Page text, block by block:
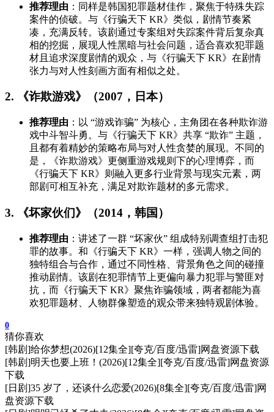
推荐理由 ：同样是韩国犯罪题材佳作，聚焦于特殊失踪
案件的侦破。与《行骗天下 KR》类似，剧情节奏紧
凑，充满反转。该剧通过专案组对失踪案件背后复杂真
相的挖掘，展现人性黑暗与社会问题，适合喜欢犯罪题
材且追求深度剧情的观众，与《行骗天下 KR》在剧情
张力与对人性刻画方面有相似之处。
2. 《诈欺游戏》（2007，日本）
推荐理由 ：以 “游戏诈骗” 为核心，主角团在各种欺诈游
戏中斗智斗勇。与《行骗天下 KR》共享 “欺诈” 主题，
且都有着精妙的策略布局与对人性贪婪的展现。不同的
是，《诈欺游戏》更侧重游戏规则下的心理博弈，而
《行骗天下 KR》则融入更多行业背景与现实元素，两
部剧可相互补充，满足对欺诈题材的多元需求。
3. 《坏家伙们》（2014，韩国）
推荐理由 ：讲述了一群 “坏家伙” 组成特别调查组打击犯
罪的故事。和《行骗天下 KR》一样，强调人物之间的
独特组合与合作，通过不同性格、背景角色之间的碰撞
推动剧情。该剧在犯罪情节上更偏向暴力犯罪与警匪对
抗，而《行骗天下 KR》聚焦诈骗领域，两者都能为喜
欢犯罪题材、人物群像塑造的观众带来独特观剧体验。
0
猜你喜欢
[韩剧]给你梦想(2026)[12集全][夸克/百度/迅雷]网盘资源下载
[韩剧]明天也要上班！(2026)[12集全][夸克/百度/迅雷]网盘资源
下载
[日剧]35 岁了，还谈什么恋爱(2026)[8集全][夸克/百度/迅雷]网
盘资源下载